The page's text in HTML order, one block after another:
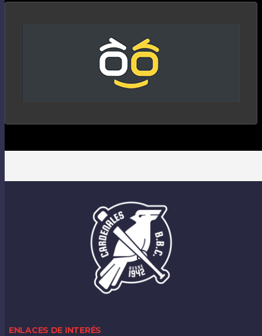
ENLACES DE INTERÉS